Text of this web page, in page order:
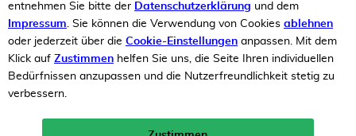
entnehmen Sie bitte der Datenschutzerklärung und dem
Impressum. Sie können die Verwendung von Cookies ablehnen
oder jederzeit über die Cookie-Einstellungen anpassen. Mit dem
Klick auf Zustimmen helfen Sie uns, die Seite Ihren individuellen
Bedürfnissen anzupassen und die Nutzerfreundlichkeit stetig zu
verbessern.